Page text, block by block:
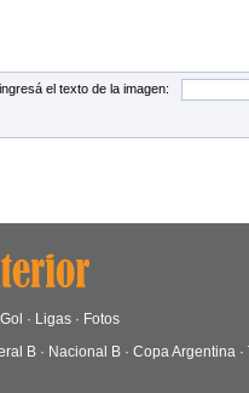
el texto de la imagen:
· Ligas · Fotos
B · Nacional B · Copa Argentina ·